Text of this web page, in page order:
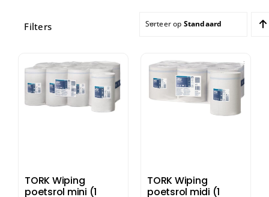
Filters Sorteer op Standaard sortering
TORK Wiping
poetsrol mini (1
TORK Wiping
poetsrol midi (1